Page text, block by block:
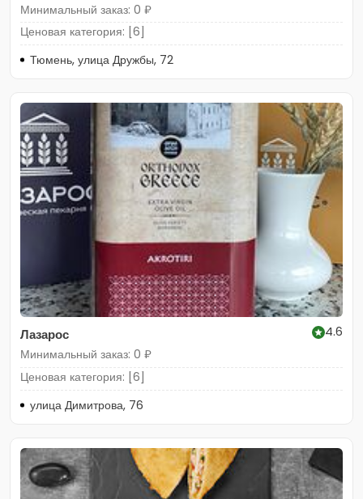
Минимальный заказ: 0 ₽
Ценовая категория: [6]
Тюмень, улица Дружбы, 72
Лазарос
4.6
Минимальный заказ: 0 ₽
Ценовая категория: [6]
улица Димитрова, 76